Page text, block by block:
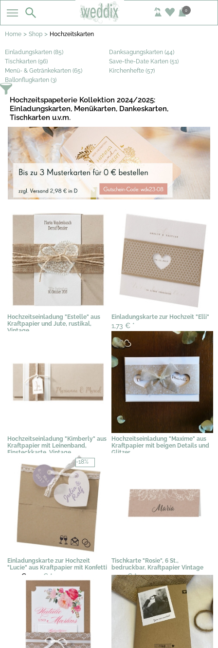
0
Home > Shop > Hochzeitskarten
Einladungskarten (85)
Danksagungskarten (44)
Tischkarten (96)
Save-the-Date Karten (51)
Menü- & Getränkekarten (65)
Kirchenhefte (57)
Ballonflugkarten (3)
Hochzeitspapeterie Kollektion 2024/2025:
Einladungskarten, Menükarten, Dankeskarten,
Tischkarten u.v.m.
Hochzeitseinladung "Estelle" aus
Kraftpapier und Jute, rustikal,
Vintage
Einladungskarte zur Hochzeit "Elli"
1,73 € *
Hochzeitseinladung "Kimberly" aus
Kraftpapier mit Leinenband,
Einsteckkarte, Vintage
Hochzeitseinladung "Maxime" aus
Kraftpapier mit beigen Details und
Glitzer
-18%
Einladungskarte zur Hochzeit
"Lucie" aus Kraftpapier mit Konfetti
2,91 € 2,39 € *
Tischkarte "Rosie", 6 St.,
bedruckbar, Kraftpapier Vintage
3,03 €*